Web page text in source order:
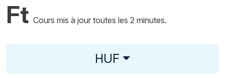
Ft Cours mis à jour toutes les 2 minutes.
HUF